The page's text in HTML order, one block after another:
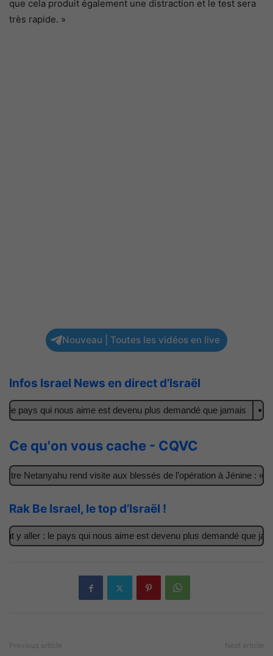
que cela produit également une distraction et le test sera
très rapide. »
Nouveau | Toutes les vidéos en live
Infos Israel News en direct d’Israël
pays qui nous aime est devenu plus demandé que jamais Il
Ce qu'on vous cache - CQVC
Netanyahu rend visite aux blessés de l’opération à Jénine : «
Rak Be Israel, le top d’Israël !
y aller : le pays qui nous aime est devenu plus demandé que jamais
Previous article Next article